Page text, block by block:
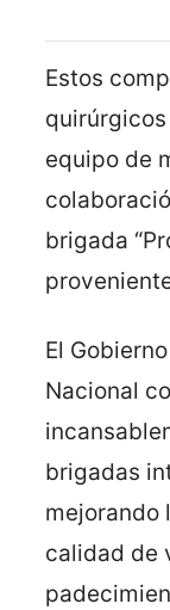
Estos
equipo de
brigada
El
Nacional
brigadas
mejorando
calidad de